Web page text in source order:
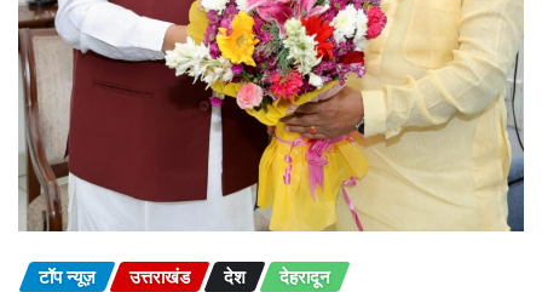
टॉप न्यूज़ उत्तराखंड देश देहरादून